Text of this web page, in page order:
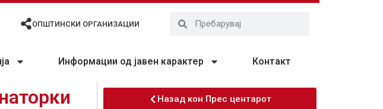
ОПШТИНСКИ ОРГАНИЗАЦИИ
Информации од јавен карактер Контакт
Назад кон Прес центарот